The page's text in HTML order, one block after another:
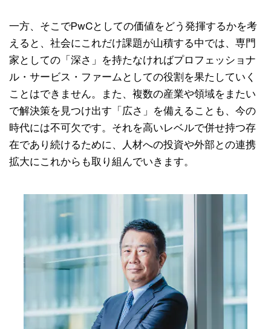
一方、そこでPwCとしての価値をどう発揮するかを考
えると、社会にこれだけ課題が山積する中では、専門
家としての「深さ」を持たなければプロフェッショナ
ル・サービス・ファームとしての役割を果たしていく
ことはできません。また、複数の産業や領域をまたい
で解決策を見つけ出す「広さ」を備えることも、今の
時代には不可欠です。それを高いレベルで併せ持つ存
在であり続けるために、人材への投資や外部との連携
拡大にこれからも取り組んでいきます。